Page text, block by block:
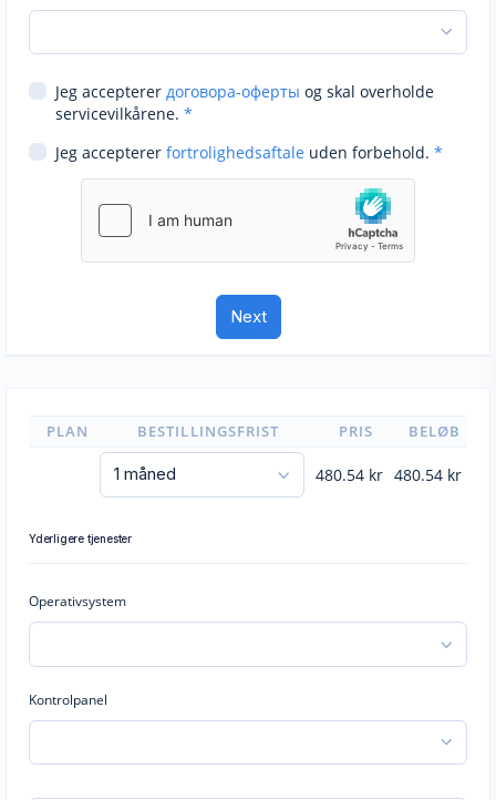
Jeg accepterer договора-оферты og skal overholde
servicevilkårene. *
Jeg accepterer fortrolighedsaftale uden forbehold. *
PLAN BESTILLINGSFRIST PRIS BELØB
480.54 kr 480.54 kr
Yderligere tjenester
Operativsystem
Kontrolpanel